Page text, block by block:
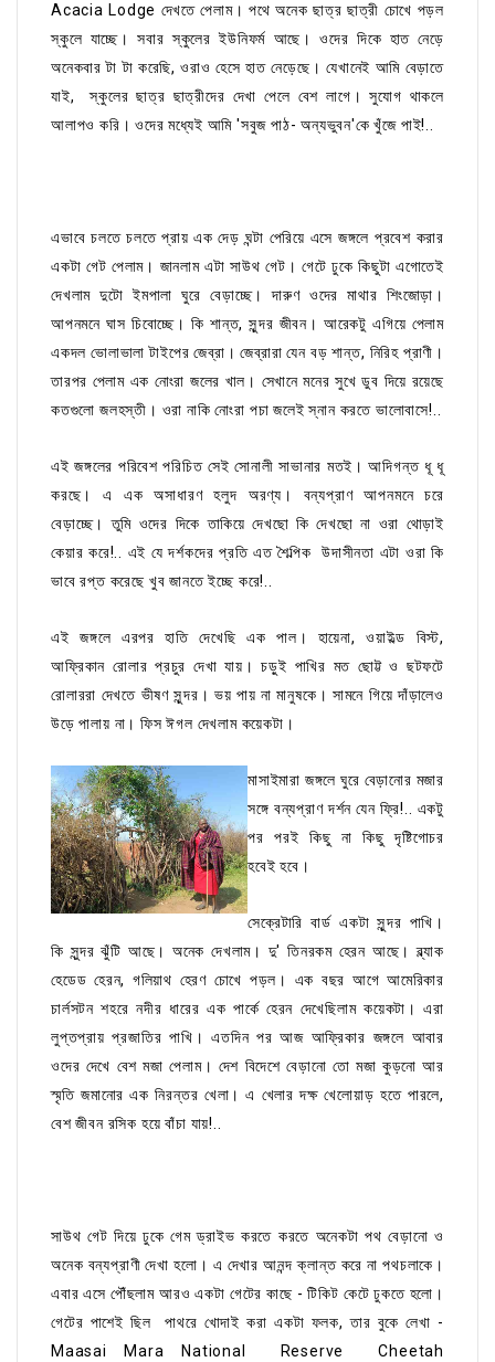
Acacia Lodge দেখতে পেলাম। পথে অনেক ছাত্র ছাত্রী চোখে পড়ল
স্কুলে যাচ্ছে। সবার স্কুলের ইউনিফর্ম আছে। ওদের দিকে হাত নেড়ে
অনেকবার টা টা করেছি, ওরাও হেসে হাত নেড়েছে। যেখানেই আমি বেড়াতে
যাই, স্কুলের ছাত্র ছাত্রীদের দেখা পেলে বেশ লাগে। সুযোগ থাকলে
আলাপও করি। ওদের মধ্যেই আমি 'সবুজ পাঠ- অন্যভুবন'কে খুঁজে পাই!..
এভাবে চলতে চলতে প্রায় এক দেড় ঘন্টা পেরিয়ে এসে জঙ্গলে প্রবেশ করার
একটা গেট পেলাম। জানলাম এটা সাউথ গেট। গেটে ঢুকে কিছুটা এগোতেই
দেখলাম দুটো ইমপালা ঘুরে বেড়াচ্ছে। দারুণ ওদের মাথার শিংজোড়া।
আপনমনে ঘাস চিবোচ্ছে। কি শান্ত, সুন্দর জীবন। আরেকটু এগিয়ে পেলাম
একদল ভোলাভালা টাইপের জেব্রা। জেব্রারা যেন বড় শান্ত, নিরিহ প্রাণী।
তারপর পেলাম এক নোংরা জলের খাল। সেখানে মনের সুখে ডুব দিয়ে রয়েছে
কতগুলো জলহস্তী। ওরা নাকি নোংরা পচা জলেই স্নান করতে ভালোবাসে!..
এই জঙ্গলের পরিবেশ পরিচিত সেই সোনালী সাভানার মতই। আদিগন্ত ধূ ধূ
করছে। এ এক অসাধারণ হলুদ অরণ্য। বন্যপ্রাণ আপনমনে চরে
বেড়াচ্ছে। তুমি ওদের দিকে তাকিয়ে দেখছো কি দেখছো না ওরা থোড়াই
কেয়ার করে!.. এই যে দর্শকদের প্রতি এত শৈল্পিক উদাসীনতা এটা ওরা কি
ভাবে রপ্ত করেছে খুব জানতে ইচ্ছে করে!..
এই জঙ্গলে এরপর হাতি দেখেছি এক পাল। হায়েনা, ওয়াইল্ড বিস্ট,
আফ্রিকান রোলার প্রচুর দেখা যায়। চড়ুই পাখির মত ছোট্ট ও ছটফটে
রোলাররা দেখতে ভীষণ সুন্দর। ভয় পায় না মানুষকে। সামনে গিয়ে দাঁড়ালেও
উড়ে পালায় না। ফিস ঈগল দেখলাম কয়েকটা।
মাসাইমারা জঙ্গলে ঘুরে বেড়ানোর মজার
সঙ্গে বন্যপ্রাণ দর্শন যেন ফ্রি!.. একটু
পর পরই কিছু না কিছু দৃষ্টিগোচর
হবেই হবে।
সেক্রেটারি বার্ড একটা সুন্দর পাখি।
কি সুন্দর ঝুঁটি আছে। অনেক দেখলাম। দু' তিনরকম হেরন আছে। ব্ল্যাক
হেডেড হেরন, গলিয়াথ হেরণ চোখে পড়ল। এক বছর আগে আমেরিকার
চার্লসটন শহরে নদীর ধারের এক পার্কে হেরন দেখেছিলাম কয়েকটা। এরা
লুপ্তপ্রায় প্রজাতির পাখি। এতদিন পর আজ আফ্রিকার জঙ্গলে আবার
ওদের দেখে বেশ মজা পেলাম। দেশ বিদেশে বেড়ানো তো মজা কুড়নো আর
স্মৃতি জমানোর এক নিরন্তর খেলা। এ খেলার দক্ষ খেলোয়াড় হতে পারলে,
বেশ জীবন রসিক হয়ে বাঁচা যায়!..
সাউথ গেট দিয়ে ঢুকে গেম ড্রাইভ করতে করতে অনেকটা পথ বেড়ানো ও
অনেক বন্যপ্রাণী দেখা হলো। এ দেখার আনন্দ ক্লান্ত করে না পথচলাকে।
এবার এসে পৌঁছলাম আরও একটা গেটের কাছে - টিকিট কেটে ঢুকতে হলো।
গেটের পাশেই ছিল পাথরে খোদাই করা একটা ফলক, তার বুকে লেখা -
Maasai Mara National Reserve Cheetah